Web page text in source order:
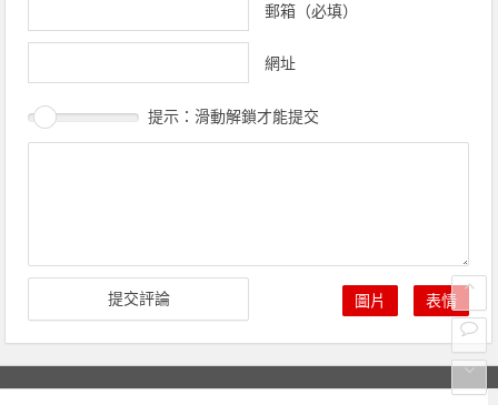
郵箱（必填）
網址
提示：滑動解鎖才能提交
圖片 表情